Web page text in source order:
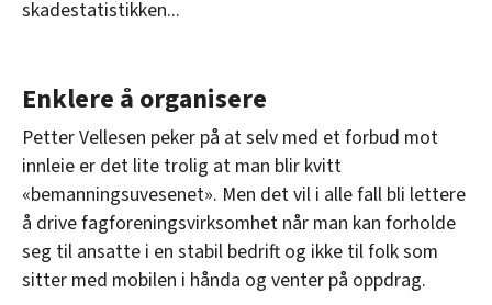
skadestatistikken...
Enklere å organisere
Petter Vellesen peker på at selv med et forbud mot
innleie er det lite trolig at man blir kvitt
«bemanningsuvesenet». Men det vil i alle fall bli lettere
å drive fagforeningsvirksomhet når man kan forholde
seg til ansatte i en stabil bedrift og ikke til folk som
sitter med mobilen i hånda og venter på oppdrag.